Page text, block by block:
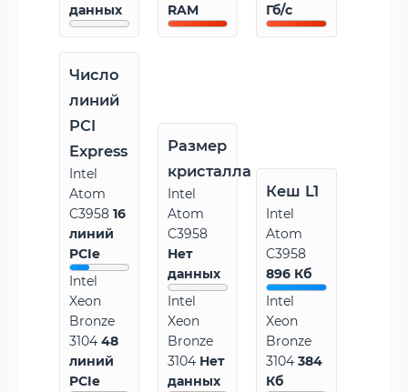
данных
RAM
Гб/с
Число
линий
PCI
Express
Intel
Atom
C3958 16
линий
PCIe
Intel
Xeon
Bronze
3104 48
линий
PCIe
Размер
кристалла
Intel
Atom
C3958
Нет
данных
Intel
Xeon
Bronze
3104 Нет
данных
Кеш L1
Intel
Atom
C3958
896 Кб
Intel
Xeon
Bronze
3104384
Кб